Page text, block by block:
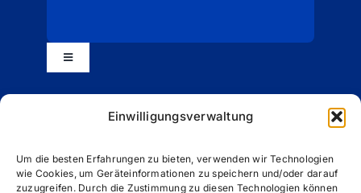
Einwilligungsverwaltung
Um die besten Erfahrungen zu bieten, verwenden wir Technologien
wie Cookies, um Geräteinformationen zu speichern und/oder darauf
zuzugreifen. Durch die Zustimmung zu diesen Technologien können
Toggle
Navigation
Impressum